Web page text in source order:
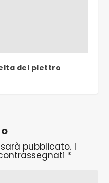
del plettro
pubblicato. I
*